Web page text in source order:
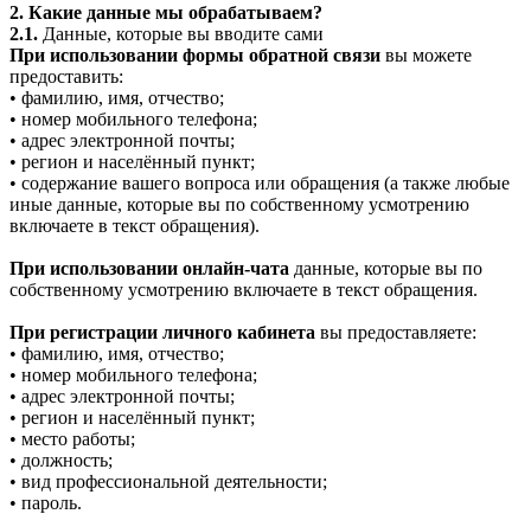
2. Какие данные мы обрабатываем?
2.1. Данные, которые вы вводите сами
При использовании формы обратной связи вы можете
предоставить:
• фамилию, имя, отчество;
• номер мобильного телефона;
• адрес электронной почты;
• регион и населённый пункт;
• содержание вашего вопроса или обращения (а также любые
иные данные, которые вы по собственному усмотрению
включаете в текст обращения).
При использовании онлайн-чата данные, которые вы по
собственному усмотрению включаете в текст обращения.
При регистрации личного кабинета вы предоставляете:
• фамилию, имя, отчество;
• номер мобильного телефона;
• адрес электронной почты;
• регион и населённый пункт;
• место работы;
• должность;
• вид профессиональной деятельности;
• пароль.